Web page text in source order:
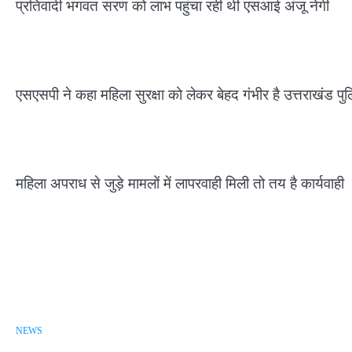
प्रतिवादी भगवत सरण को लाभ पहुंचा रही थी एसआई अंजू नेगी
एसएसपी ने कहा महिला सुरक्षा को लेकर बेहद गंभीर है उत्तराखंड
महिला अपराध से जुड़े मामलों में लापरवाही मिली तो तय है कार्यवाही
NEWS